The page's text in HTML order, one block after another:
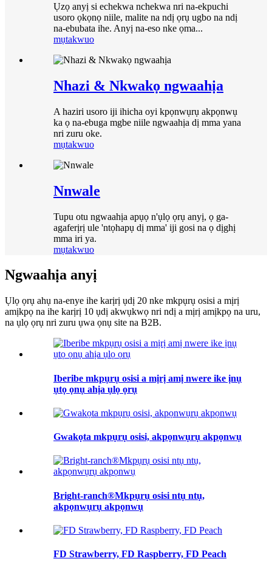
Ụzọ anyị si echekwa nchekwa nri na-ekpuchi
usoro ọkọnọ niile, malite na ndị ọrụ ugbo na ndị
na-ebubata ihe. Anyị na-eso nke ọma...
mụtakwuo
Nhazi & Nkwakọ ngwaahịa
A haziri usoro iji ihicha oyi kpọnwụrụ akpọnwụ
ka ọ na-ebuga mgbe niile ngwaahịa dị mma yana
nri zuru oke.
mụtakwuo
Nnwale
Tupu otu ngwaahịa apụọ n'ụlọ ọrụ anyị, ọ ga-
agaferịrị ule 'ntọhapụ dị mma' iji gosi na ọ dịghị
mma iri ya.
mụtakwuo
Ngwaahịa anyị
Ụlọ ọrụ ahụ na-enye ihe karịrị ụdị 20 nke mkpụrụ osisi a mịrị
amịkpọ na ihe karịrị 10 ụdị akwụkwọ nri ndị a mịrị amịkpọ na uru,
na ụlọ ọrụ nri zuru ụwa ọnụ site na B2B.
Iberibe mkpụrụ osisi a mịrị amị nwere ike ịnụ
ụtọ ọnụ ahịa ụlọ ọrụ
Gwakọta mkpụrụ osisi, akpọnwụrụ akpọnwụ
Bright-ranch®Mkpụrụ osisi ntụ ntụ,
akpọnwụrụ akpọnwụ
FD Strawberry, FD Raspberry, FD Peach